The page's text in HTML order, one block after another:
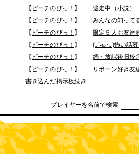
【 ピーチのぴっ！ 】 逃走中（小説）
【 ピーチのぴっ！ 】 みんなの知って
【 ピーチのぴっ！ 】 限定５人お友達
【 ピーチのぴっ！ 】 (｡´-ω･｡)怖い話
【 ピーチのぴっ！ 】 続・放課後旧校
【 ピーチのぴっ！ 】
リボーン好き友
書き込んだ掲示板続き
プレイヤーを名前で検索